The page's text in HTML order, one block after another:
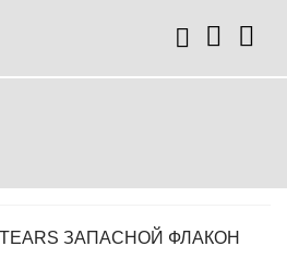
TEARS ЗАПАСНОЙ ФЛАКОН